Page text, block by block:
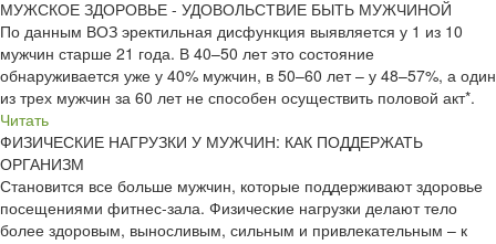
МУЖСКОЕ ЗДОРОВЬЕ - УДОВОЛЬСТВИЕ БЫТЬ МУЖЧИНОЙ
По данным ВОЗ эректильная дисфункция выявляется у 1 из 10
мужчин старше 21 года. В 40–50 лет это состояние
обнаруживается уже у 40% мужчин, в 50–60 лет – у 48–57%, а один
из трех мужчин за 60 лет не способен осуществить половой акт*.
Читать
ФИЗИЧЕСКИЕ НАГРУЗКИ У МУЖЧИН: КАК ПОДДЕРЖАТЬ
ОРГАНИЗМ
Становится все больше мужчин, которые поддерживают здоровье
посещениями фитнес-зала. Физические нагрузки делают тело
более здоровым, выносливым, сильным и привлекательным – к